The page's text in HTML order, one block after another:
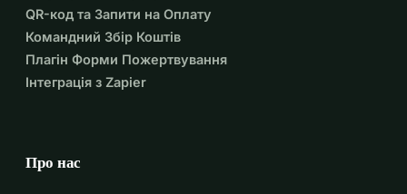
QR-код та Запити на Оплату
Командний Збір Коштів
Плагін Форми Пожертвування
Інтеграція з Zapier
Про нас